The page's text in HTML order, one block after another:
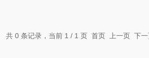
共 0 条记录，当前 1 / 1 页 首页 上一页 下